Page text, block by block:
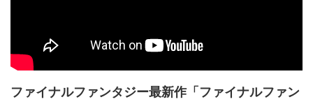
ファイナルファンタジー最新作「ファイナルファン